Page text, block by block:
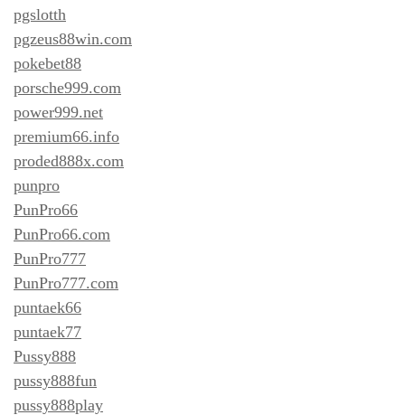
pgslotth
pgzeus88win.com
pokebet88
porsche999.com
power999.net
premium66.info
proded888x.com
punpro
PunPro66
PunPro66.com
PunPro777
PunPro777.com
puntaek66
puntaek77
Pussy888
pussy888fun
pussy888play